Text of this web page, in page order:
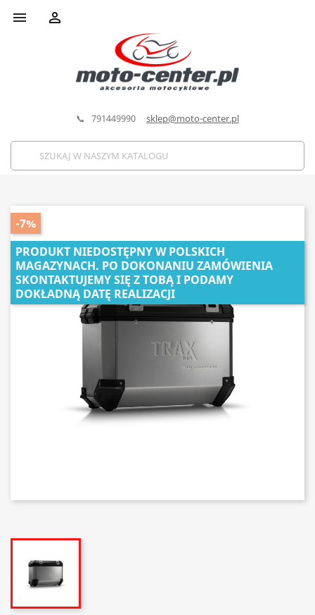
 
📞 791449990 sklep@moto-center.pl
-7%
PRODUKT NIEDOSTĘPNY W POLSKICH
MAGAZYNACH. PO DOKONANIU ZAMÓWIENIA
SKONTAKTUJEMY SIĘ Z TOBĄ I PODAMY
DOKŁADNĄ DATĘ REALIZACJI